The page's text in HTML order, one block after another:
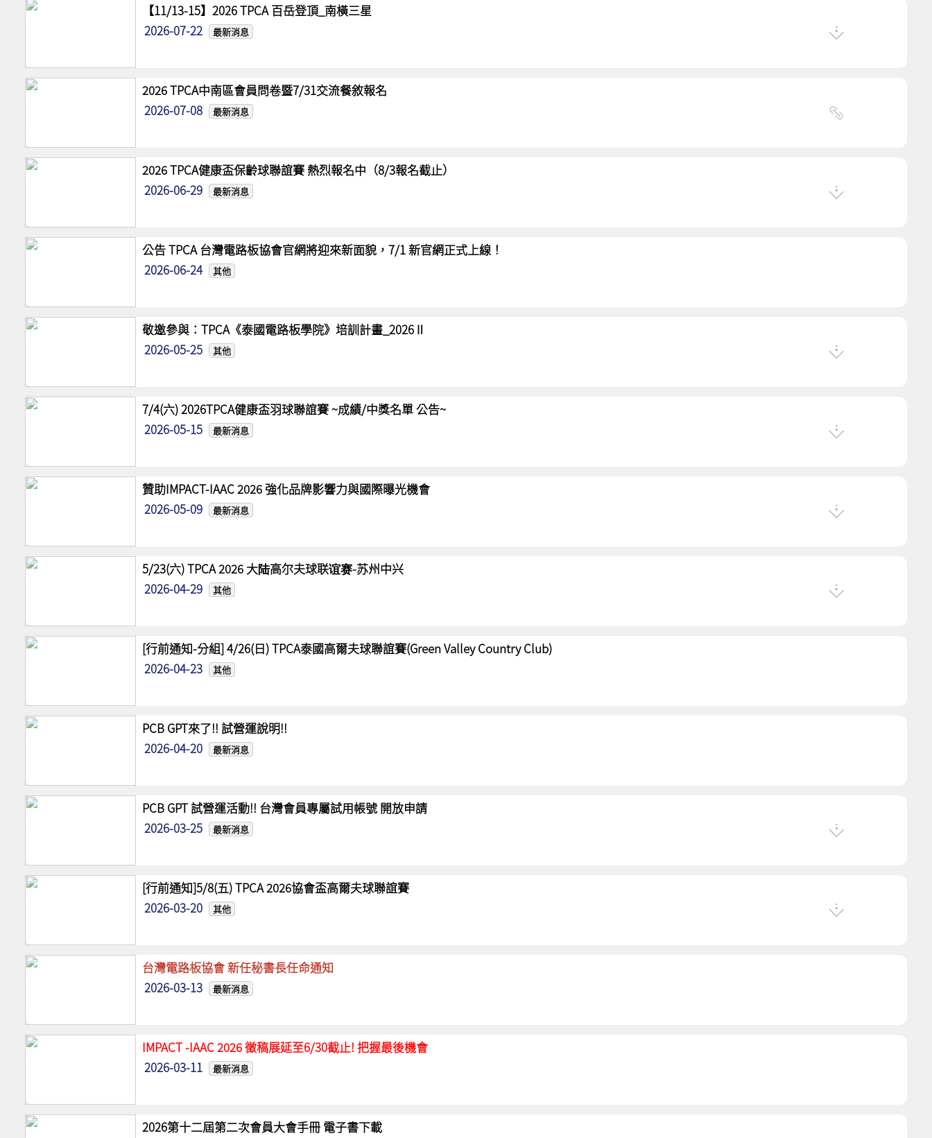
【11/13-15】2026 TPCA 百岳登頂_南橫三星
2026-07-22
最新消息
2026 TPCA中南區會員問卷暨7/31交流餐敘報名
2026-07-08
最新消息
2026 TPCA健康盃保齡球聯誼賽 熱烈報名中（8/3報名截止）
2026-06-29
最新消息
公告 TPCA 台灣電路板協會官網將迎來新面貌，7/1 新官網正式上線！
2026-06-24
其他
敬邀參與：TPCA《泰國電路板學院》培訓計畫_2026Ⅱ
2026-05-25
其他
7/4(六) 2026TPCA健康盃羽球聯誼賽 ~成績/中獎名單 公告~
2026-05-15
最新消息
贊助IMPACT-IAAC 2026 強化品牌影響力與國際曝光機會
2026-05-09
最新消息
5/23(六) TPCA 2026 大陆高尔夫球联谊赛-苏州中兴
2026-04-29
其他
[行前通知-分組] 4/26(日) TPCA泰國高爾夫球聯誼賽(Green Valley Country Club)
2026-04-23
其他
PCB GPT來了!! 試營運說明!!
2026-04-20
最新消息
PCB GPT 試營運活動!! 台灣會員專屬試用帳號 開放申請
2026-03-25
最新消息
[行前通知]5/8(五) TPCA 2026協會盃高爾夫球聯誼賽
2026-03-20
其他
台灣電路板協會 新任秘書長任命通知
2026-03-13
最新消息
IMPACT -IAAC 2026 徵稿展延至6/30截止! 把握最後機會
2026-03-11
最新消息
2026第十二屆第二次會員大會手冊 電子書下載